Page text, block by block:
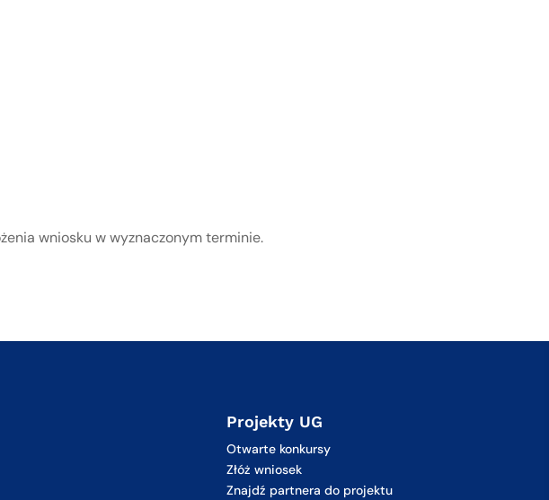
wniosku w wyznaczonym terminie.
Projekty UG
Otwarte konkursy
Złóż wniosek
Znajdź partnera do projektu